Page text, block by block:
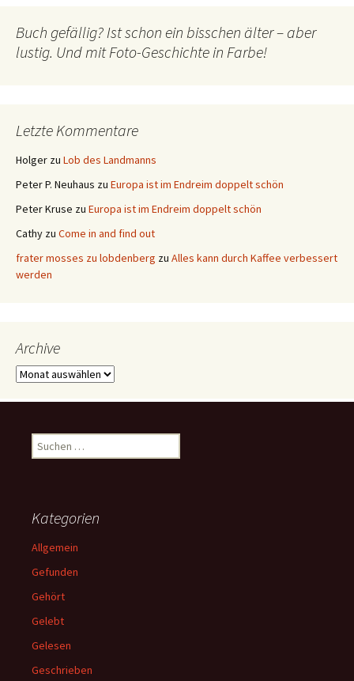
Buch gefällig? Ist schon ein bisschen älter – aber
lustig. Und mit Foto-Geschichte in Farbe!
Letzte Kommentare
Holger zu Lob des Landmanns
Peter P. Neuhaus zu Europa ist im Endreim doppelt schön
Peter Kruse zu Europa ist im Endreim doppelt schön
Cathy zu Come in and find out
frater mosses zu lobdenberg zu Alles kann durch Kaffee verbessert
werden
Archive
Archive
Suchen
nach:
Kategorien
Allgemein
Gefunden
Gehört
Gelebt
Gelesen
Geschrieben